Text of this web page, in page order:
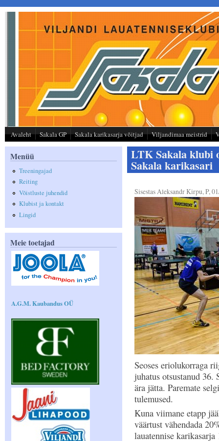
Liigu edasi põhisisu juurde
Avaleht Sakala GP Sakala karikasarja võitjad Viljandimaa meistrid
Menüü
Treeningajad
Reiting
Võistluste juhendid
Klubist ja kontakt
Lingid
Meie toetajad
A.G.M. Kaubandus OÜ
LTK Sakala klubi
Sakala karikasari
SisestasAleksandr Kirpu, P,
Seoses eriolukorraga
juhatus otsustanud 36.
ära jätta. Paremate
tulemused.
Kuna viimane etapp
väärtust vähendada
lauatennise